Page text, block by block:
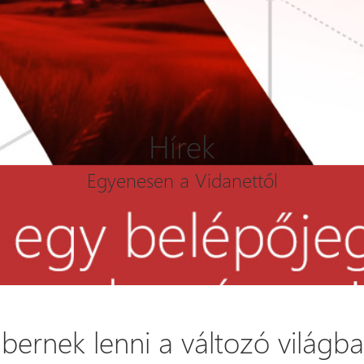
Hírek
Egyenesen a Vidanettől
lenni a változó